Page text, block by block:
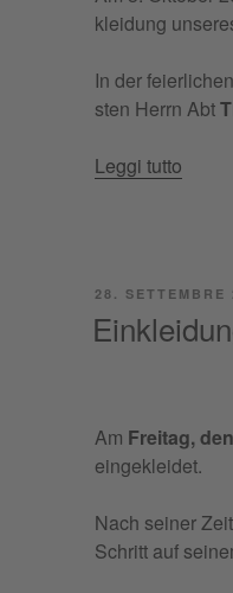
klei­dung
In der
sten Herrn Abt
Leg­gi tut­to
nes
PUBBLICATO
28. SETTEMBRE
Am Frei­tag,
eingekleidet.
Nach sei­ner
Schritt auf